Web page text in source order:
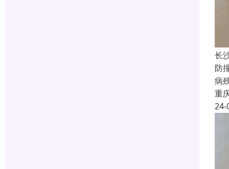
长
防
病
重
24-